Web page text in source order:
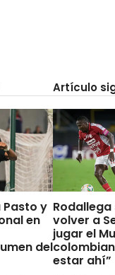
Pasto y
en
del
Artículo
volver a
jugar el
estar ahí”